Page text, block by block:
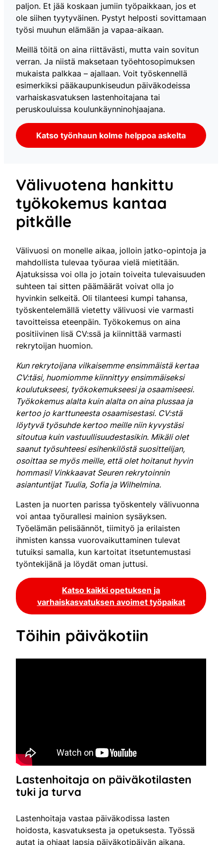
paljon. Et jää koskaan jumiin työpaikkaan, jos et
ole siihen tyytyväinen. Pystyt helposti sovittamaan
työsi muuhun elämään ja vapaa-aikaan.
Meillä töitä on aina riittävästi, mutta vain sovitun
verran. Ja niistä maksetaan työehtosopimuksen
mukaista palkkaa – ajallaan. Voit työskennellä
esimerkiksi pääkaupunkiseudun päiväkodeissa
varhaiskasvatuksen lastenhoitajana tai
peruskouluissa koulunkäynninohjaajana.
Katso työnhaun kolme helppoa askelta
Välivuotena hankittu
työkokemus kantaa
pitkälle
Välivuosi on monelle aikaa, jolloin jatko-opintoja ja
mahdollista tulevaa työuraa vielä mietitään.
Ajatuksissa voi olla jo jotain toiveita tulevaisuuden
suhteen tai sitten päämäärät voivat olla jo
hyvinkin selkeitä. Oli tilanteesi kumpi tahansa,
työskentelemällä vietetty välivuosi vie varmasti
tavoitteissa eteenpäin. Työkokemus on aina
positiivinen lisä CV:ssä ja kiinnittää varmasti
rekrytoijan huomion.
Kun rekrytoijana vilkaisemme ensimmäistä kertaa
CV:täsi, huomiomme kiinnittyy ensimmäiseksi
koulutukseesi, työkokemukseesi ja osaamiseesi.
Työkokemus alalta kuin alalta on aina plussaa ja
kertoo jo karttuneesta osaamisestasi. CV:stä
löytyvä työsuhde kertoo meille niin kyvystäsi
sitoutua kuin vastuullisuudestasikin. Mikäli olet
saanut työsuhteesi esihenkilöstä suosittelijan,
osoittaa se myös meille, että olet hoitanut hyvin
hommasi! Vinkkaavat Seuren rekrytoinnin
asiantuntijat Tuulia, Sofia ja Wilhelmina.
Lasten ja nuorten parissa työskentely välivuonna
voi antaa työurallesi mainion sysäyksen.
Työelämän pelisäännöt, tiimityö ja erilaisten
ihmisten kanssa vuorovaikuttaminen tulevat
tutuiksi samalla, kun kartoitat itsetuntemustasi
työntekijänä ja löydät oman juttusi.
Katso kaikki opetuksen ja
varhaiskasvatuksen avoimet työpaikat
Töihin päiväkotiin
Lastenhoitaja on päiväkotilasten
tuki ja turva
Lastenhoitaja vastaa päiväkodissa lasten
hoidosta, kasvatuksesta ja opetuksesta. Työssä
autat ja ohjaat lapsia päiväkotipäivän aikana.